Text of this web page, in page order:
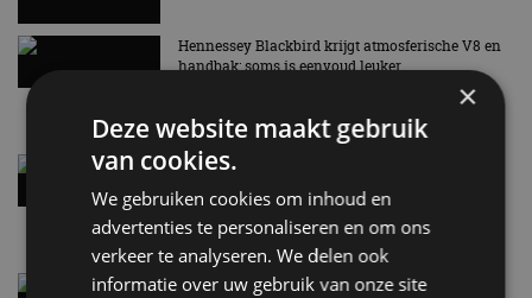
Hennessey Blackbird krijgt atmosferische V8 en
handbak: soms is eenvoud leuker
Audi A2 e-Tron mikt op verbruik van 12,8 kWh
4 aug
Elektrische Geely E2 (tijdelijk) net zo goedkoop
×
Deze website maakt gebruik
van cookies.
We gebruiken cookies om inhoud en
advertenties te personaliseren en om ons
verkeer te analyseren. We delen ook
informatie over uw gebruik van onze site